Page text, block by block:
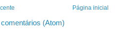
Página inicial
(Atom)